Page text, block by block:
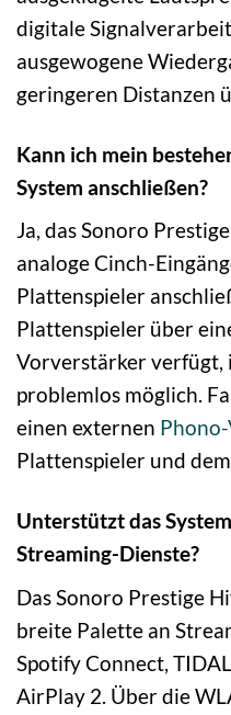
digitale
ausgewogene
geringeren Distanzen
Kann ich mein
System anschließen?
Ja, das Sonoro
analoge Cinch-
Plattenspieler
Plattenspieler über
Vorverstärker verfügt,
problemlos möglich.
einen externen
Plattenspieler und
Unterstützt das
Streaming-Dienste?
Das Sonoro Prestige
breite Palette an
Spotify Connect,
AirPlay 2. Über die